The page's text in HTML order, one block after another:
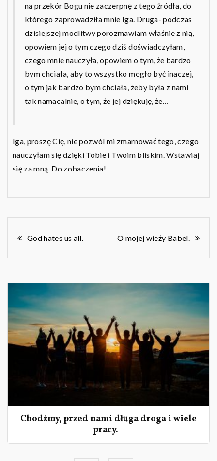
na przekór Bogu nie zaczerpnę z tego źródła, do
którego zaprowadziła mnie Iga. Druga- podczas
dzisiejszej modlitwy porozmawiam właśnie z nią,
opowiem jej o tym czego dziś doświadczyłam,
czego mnie nauczyła, opowiem o tym, że bardzo
bym chciała, aby to wszystko mogło być inaczej,
o tym jak bardzo bym chciała, żeby była z nami
tak namacalnie, o tym, że jej dziękuję, że…
Iga, proszę Cię, nie pozwól mi zmarnować tego, czego
nauczyłam się dzięki Tobie i Twoim bliskim. Wstawiaj
się za mną. Do zobaczenia!
Nawigacja
wpisu
God hates us all. O mojej wieży Babel.
Chodźmy, przed nami długa droga i wiele
pracy.